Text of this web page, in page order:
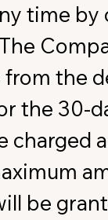
time
the
the 30-
be